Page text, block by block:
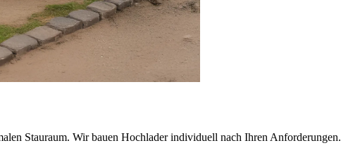
Stauraum. Wir bauen Hochlader individuell nach Ihren Anforderungen.